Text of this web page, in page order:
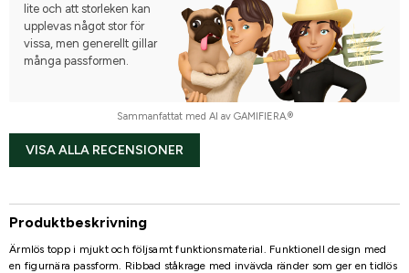
lite och att storleken kan
upplevas något stor för
vissa, men generellt gillar
många passformen.
Sammanfattat med AI av GAMIFIERA.®
VISA ALLA RECENSIONER
Produktbeskrivning
Ärmlös topp i mjukt och följsamt funktionsmaterial. Funktionell design med
en figurnära passform. Ribbad ståkrage med invävda ränder som ger en tidlös